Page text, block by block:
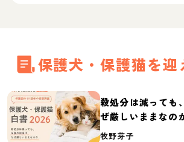
保護犬・保護猫を迎
殺処分は減っても
ぜ厳しいままなの
体の実態調査【保
牧野芽子